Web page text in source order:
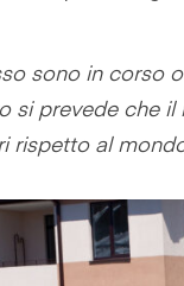
sono in corso
si prevede che
rispetto al